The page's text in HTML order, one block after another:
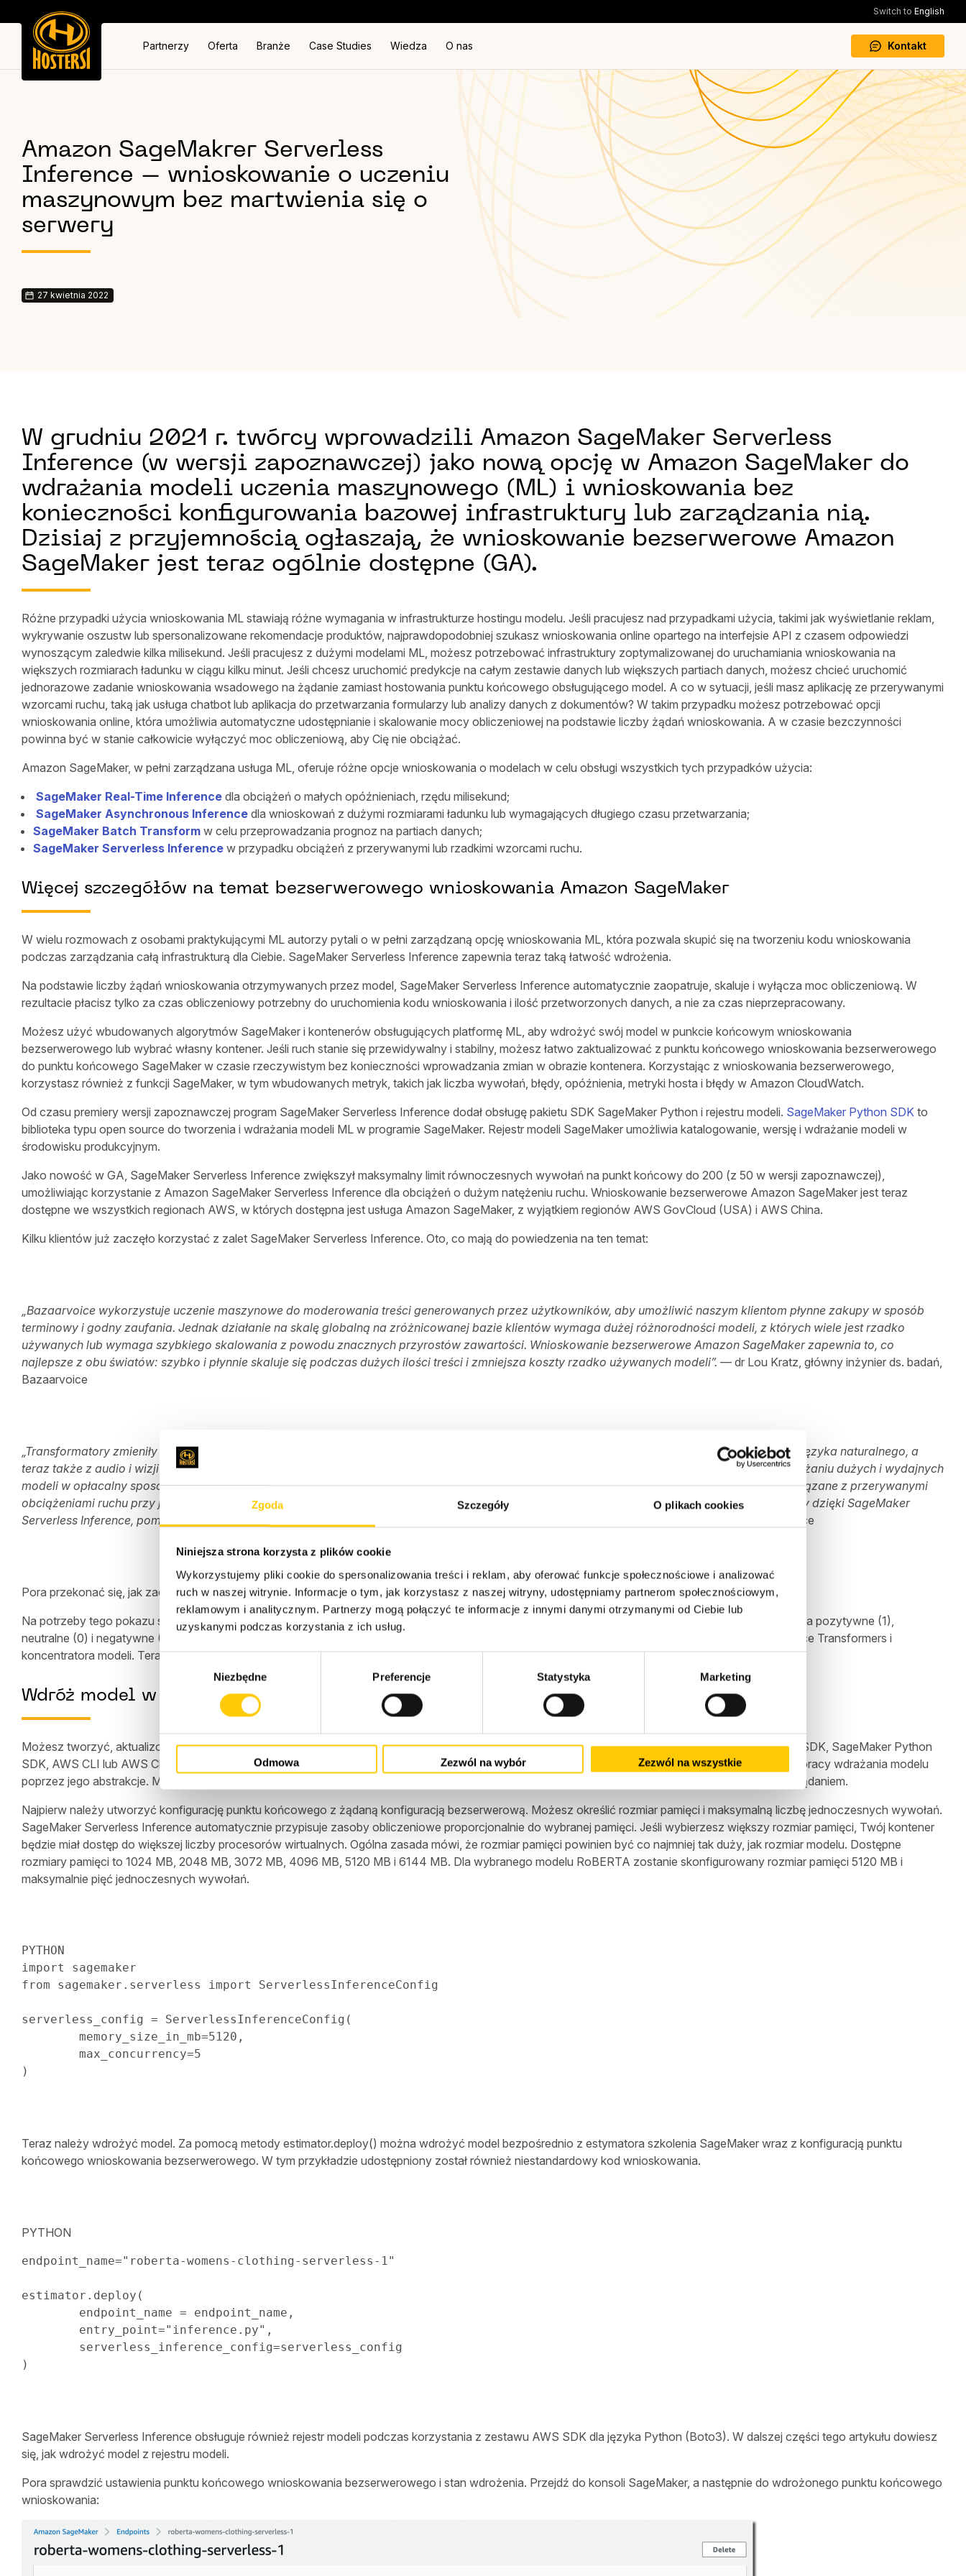
Zgoda Szczegóły O plikach cookies
Niniejsza strona korzysta z plików cookie
Wykorzystujemy pliki cookie do spersonalizowania treści i reklam, aby oferować funkcje społecznościowe i analizować
ruch w naszej witrynie. Informacje o tym, jak korzystasz z naszej witryny, udostępniamy partnerom społecznościowym,
reklamowym i analitycznym. Partnerzy mogą połączyć te informacje z innymi danymi otrzymanymi od Ciebie lub
uzyskanymi podczas korzystania z ich usług.
W
z
g
o
y
Niezbędne Preferencje Statystyka Marketing
Odmowa Zezwól na wybór Zezwól na wszystkie
Switch to English
Partnerzy Oferta Branże Case Studies Wiedza O nas Kontakt
Amazon SageMakrer Serverless
Inference – wnioskowanie o uczeniu
maszynowym bez martwienia się o
serwery
27 kwietnia 2022
W grudniu 2021 r. twórcy wprowadzili Amazon SageMaker Serverless
Inference (w wersji zapoznawczej) jako nową opcję w Amazon SageMaker do
wdrażania modeli uczenia maszynowego (ML) i wnioskowania bez
konieczności konfigurowania bazowej infrastruktury lub zarządzania nią.
Dzisiaj z przyjemnością ogłaszają, że wnioskowanie bezserwerowe Amazon
SageMaker jest teraz ogólnie dostępne (GA).
Różne przypadki użycia wnioskowania ML stawiają różne wymagania w infrastrukturze hostingu modelu. Jeśli pracujesz nad przypadkami użycia, takimi jak wyświetlanie reklam,
wykrywanie oszustw lub spersonalizowane rekomendacje produktów, najprawdopodobniej szukasz wnioskowania online opartego na interfejsie API z czasem odpowiedzi
wynoszącym zaledwie kilka milisekund. Jeśli pracujesz z dużymi modelami ML, możesz potrzebować infrastruktury zoptymalizowanej do uruchamiania wnioskowania na
większych rozmiarach ładunku w ciągu kilku minut. Jeśli chcesz uruchomić predykcje na całym zestawie danych lub większych partiach danych, możesz chcieć uruchomić
jednorazowe zadanie wnioskowania wsadowego na żądanie zamiast hostowania punktu końcowego obsługującego model. A co w sytuacji, jeśli masz aplikację ze przerywanymi
wzorcami ruchu, taką jak usługa chatbot lub aplikacja do przetwarzania formularzy lub analizy danych z dokumentów? W takim przypadku możesz potrzebować opcji
wnioskowania online, która umożliwia automatyczne udostępnianie i skalowanie mocy obliczeniowej na podstawie liczby żądań wnioskowania. A w czasie bezczynności
powinna być w stanie całkowicie wyłączyć moc obliczeniową, aby Cię nie obciążać.
Amazon SageMaker, w pełni zarządzana usługa ML, oferuje różne opcje wnioskowania o modelach w celu obsługi wszystkich tych przypadków użycia:
SageMaker Real-Time Inference dla obciążeń o małych opóźnieniach, rzędu milisekund;
SageMaker Asynchronous Inference dla wnioskowań z dużymi rozmiarami ładunku lub wymagających długiego czasu przetwarzania;
SageMaker Batch Transform w celu przeprowadzania prognoz na partiach danych;
SageMaker Serverless Inference w przypadku obciążeń z przerywanymi lub rzadkimi wzorcami ruchu.
Więcej szczegółów na temat bezserwerowego wnioskowania Amazon SageMaker
W wielu rozmowach z osobami praktykującymi ML autorzy pytali o w pełni zarządzaną opcję wnioskowania ML, która pozwala skupić się na tworzeniu kodu wnioskowania
podczas zarządzania całą infrastrukturą dla Ciebie. SageMaker Serverless Inference zapewnia teraz taką łatwość wdrożenia.
Na podstawie liczby żądań wnioskowania otrzymywanych przez model, SageMaker Serverless Inference automatycznie zaopatruje, skaluje i wyłącza moc obliczeniową. W
rezultacie płacisz tylko za czas obliczeniowy potrzebny do uruchomienia kodu wnioskowania i ilość przetworzonych danych, a nie za czas nieprzepracowany.
Możesz użyć wbudowanych algorytmów SageMaker i kontenerów obsługujących platformę ML, aby wdrożyć swój model w punkcie końcowym wnioskowania
bezserwerowego lub wybrać własny kontener. Jeśli ruch stanie się przewidywalny i stabilny, możesz łatwo zaktualizować z punktu końcowego wnioskowania bezserwerowego
do punktu końcowego SageMaker w czasie rzeczywistym bez konieczności wprowadzania zmian w obrazie kontenera. Korzystając z wnioskowania bezserwerowego,
korzystasz również z funkcji SageMaker, w tym wbudowanych metryk, takich jak liczba wywołań, błędy, opóźnienia, metryki hosta i błędy w Amazon CloudWatch.
Od czasu premiery wersji zapoznawczej program SageMaker Serverless Inference dodał obsługę pakietu SDK SageMaker Python i rejestru modeli. SageMaker Python SDK to
biblioteka typu open source do tworzenia i wdrażania modeli ML w programie SageMaker. Rejestr modeli SageMaker umożliwia katalogowanie, wersję i wdrażanie modeli w
środowisku produkcyjnym.
Jako nowość w GA, SageMaker Serverless Inference zwiększył maksymalny limit równoczesnych wywołań na punkt końcowy do 200 (z 50 w wersji zapoznawczej),
umożliwiając korzystanie z Amazon SageMaker Serverless Inference dla obciążeń o dużym natężeniu ruchu. Wnioskowanie bezserwerowe Amazon SageMaker jest teraz
dostępne we wszystkich regionach AWS, w których dostępna jest usługa Amazon SageMaker, z wyjątkiem regionów AWS GovCloud (USA) i AWS China.
Kilku klientów już zaczęło korzystać z zalet SageMaker Serverless Inference. Oto, co mają do powiedzenia na ten temat:
„Bazaarvoice wykorzystuje uczenie maszynowe do moderowania treści generowanych przez użytkowników, aby umożliwić naszym klientom płynne zakupy w sposób
terminowy i godny zaufania. Jednak działanie na skalę globalną na zróżnicowanej bazie klientów wymaga dużej różnorodności modeli, z których wiele jest rzadko
używanych lub wymaga szybkiego skalowania z powodu znacznych przyrostów zawartości. Wnioskowanie bezserwerowe Amazon SageMaker zapewnia to, co
najlepsze z obu światów: szybko i płynnie skaluje się podczas dużych ilości treści i zmniejsza koszty rzadko używanych modeli”. — dr Lou Kratz, główny inżynier ds. badań,
Bazaarvoice
„Transformatory zmieniły uczenie maszynowe, a Hugging Face przyczynił się do ich przyjęcia w różnych firmach, zaczynając od przetwarzania języka naturalnego, a
teraz także z audio i wizji komputerowej.
Nowa granica dla zespołów zajmujących się uczeniem maszynowym na całym świecie polega na wdrażaniu dużych i wydajnych
modeli w opłacalny sposób. Przetestowaliśmy wnioskowanie bezserwerowe Amazon SageMaker i byliśmy w stanie znacznie obniżyć koszty związane z przerywanymi
obciążeniami ruchu przy jednoczesnym abstrahowaniu infrastruktury.
Umożliwiliśmy modelom Hugging Face działanie w sposób niestandardowy dzięki SageMaker
Serverless Inference, pomagając klientom jeszcze bardziej obniżyć koszty uczenia maszynowego”.
— Jeff Boudier, dyrektor produktu, Hugging Face
Pora przekonać się, jak zacząć korzystać z wnioskowania bezserwerowego SageMaker.
Na potrzeby tego pokazu stworzono klasyfikator tekstu, który zmienia recenzje klientów w przypadku e-commerce, takie jak „Uwielbiam ten produkt!” na pozytywne (1),
neutralne (0) i negatywne (-1). Użyto zestawu danych Women's E-Commerce Clothing Reviews, aby dostroić model RoBERTA z biblioteki Hugging Face Transformers i
koncentratora modeli. Teraz zobaczysz, jak wdrożyć wyszkolony model w punkcie końcowym wnioskowania bezserwerowego Amazon SageMaker.
Wdróż model w punkcie końcowym wnioskowania bezserwerowego Amazon SageMaker
Możesz tworzyć, aktualizować, opisywać i usuwać punkt końcowy wnioskowania bezserwerowego za pomocą konsoli SageMaker, zestawów AWS SDK, SageMaker Python
SDK, AWS CLI lub AWS CloudFormation. W pierwszym przykładzie zostanie użyty pakiet SageMaker Python SDK, ponieważ upraszcza on przepływ pracy wdrażania modelu
poprzez jego abstrakcje. Możesz również użyć zestawu SDK SageMaker Python do wywołania punktu końcowego, przekazując ładunek zgodnie z żądaniem.
Najpierw należy utworzyć konfigurację punktu końcowego z żądaną konfiguracją bezserwerową. Możesz określić rozmiar pamięci i maksymalną liczbę jednoczesnych wywołań.
SageMaker Serverless Inference automatycznie przypisuje zasoby obliczeniowe proporcjonalnie do wybranej pamięci. Jeśli wybierzesz większy rozmiar pamięci, Twój kontener
będzie miał dostęp do większej liczby procesorów wirtualnych. Ogólna zasada mówi, że rozmiar pamięci powinien być co najmniej tak duży, jak rozmiar modelu. Dostępne
rozmiary pamięci to 1024 MB, 2048 MB, 3072 MB, 4096 MB, 5120 MB i 6144 MB. Dla wybranego modelu RoBERTA zostanie skonfigurowany rozmiar pamięci 5120 MB i
maksymalnie pięć jednoczesnych wywołań.
PYTHON
import
from sagemaker . serverless import ServerlessInferenceConfig
serverless_config = ServerlessInferenceConfig (
	memory_size_in_mb
=5120 ,
	max_concurrency
=5
)
Teraz należy wdrożyć model. Za pomocą metody estimator.deploy() można wdrożyć model bezpośrednio z estymatora szkolenia SageMaker wraz z konfiguracją punktu
końcowego wnioskowania bezserwerowego. W tym przykładzie udostępniony został również niestandardowy kod wnioskowania.
PYTHON
endpoint_name="roberta-womens-clothing-serverless-1"
estimator . deploy (
	endpoint_name
= endpoint_name ,
	entry_point
="inference.py" ,
	serverless_inference_config
=
)
SageMaker Serverless Inference obsługuje również rejestr modeli podczas korzystania z zestawu AWS SDK dla języka Python (Boto3). W dalszej części tego artykułu dowiesz
się, jak wdrożyć model z rejestru modeli.
Pora sprawdzić ustawienia punktu końcowego wnioskowania bezserwerowego i stan wdrożenia. Przejdź do konsoli SageMaker, a następnie do wdrożonego punktu końcowego
wnioskowania: